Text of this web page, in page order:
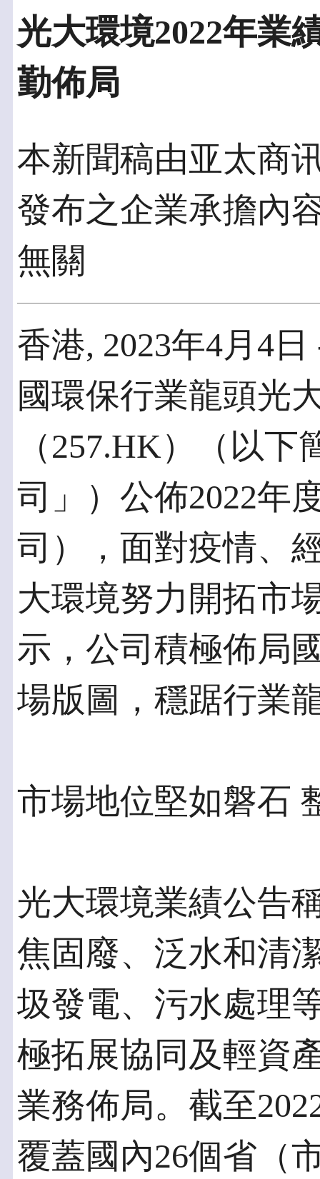
光大環境2022年業
勤佈局
本新聞稿由亚太商
發布之企業承擔內
無關
香港, 2023年4月4
國環保行業龍頭光
（257.HK）（以
司」）公佈2022年
司），面對疫情、
大環境努力開拓市
示，公司積極佈局
場版圖，穩踞行業
市場地位堅如磐石
光大環境業績公告
焦固廢、泛水和清
圾發電、污水處理
極拓展協同及輕資
業務佈局。截至
覆蓋國內26個省（